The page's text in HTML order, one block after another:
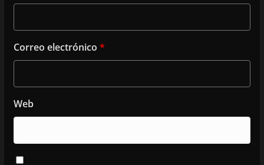
Correo electrónico *
Web